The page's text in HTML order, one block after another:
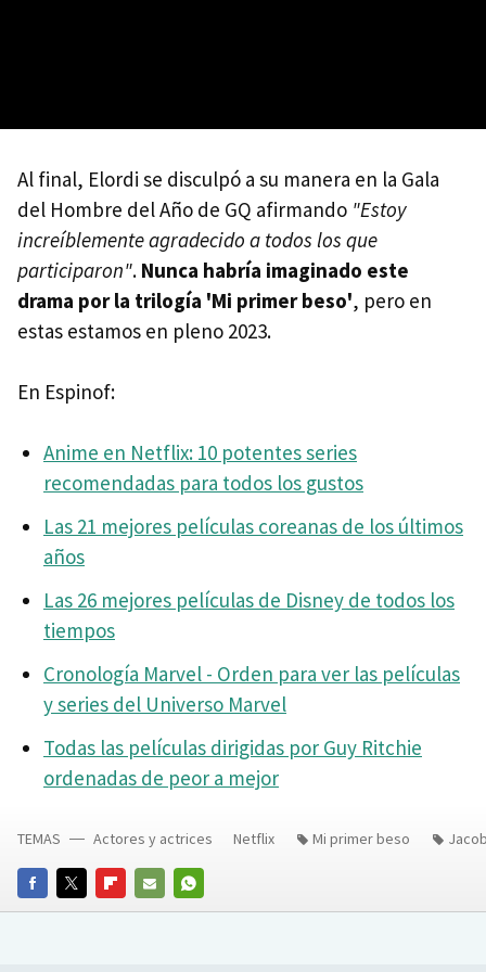
Al final, Elordi se disculpó a su manera en la Gala
del Hombre del Año de GQ afirmando "Estoy
increíblemente agradecido a todos los que
participaron". Nunca habría imaginado este
drama por la trilogía 'Mi primer beso', pero en
estas estamos en pleno 2023.
En Espinof:
Anime en Netflix: 10 potentes series
recomendadas para todos los gustos
Las 21 mejores películas coreanas de los últimos
años
Las 26 mejores películas de Disney de todos los
tiempos
Cronología Marvel - Orden para ver las películas
y series del Universo Marvel
Todas las películas dirigidas por Guy Ritchie
ordenadas de peor a mejor
FACEBOOKTWITTERFLIPBOARD
E-
WHATSAPP
TEMAS Actores y actrices Netflix Mi primer beso